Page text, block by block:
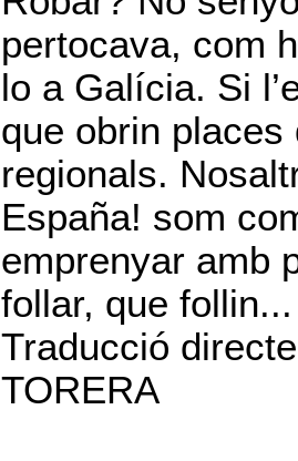
pertocava, com
lo a Galícia. Si
que obrin
regionals.
España! som
emprenyar amb
follar, que
Traducció
TORERA